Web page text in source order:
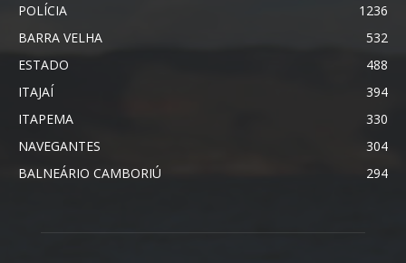
POLÍCIA
1236
BARRA VELHA
532
ESTADO
488
ITAJAÍ
394
ITAPEMA
330
NAVEGANTES
304
BALNEÁRIO CAMBORIÚ
294